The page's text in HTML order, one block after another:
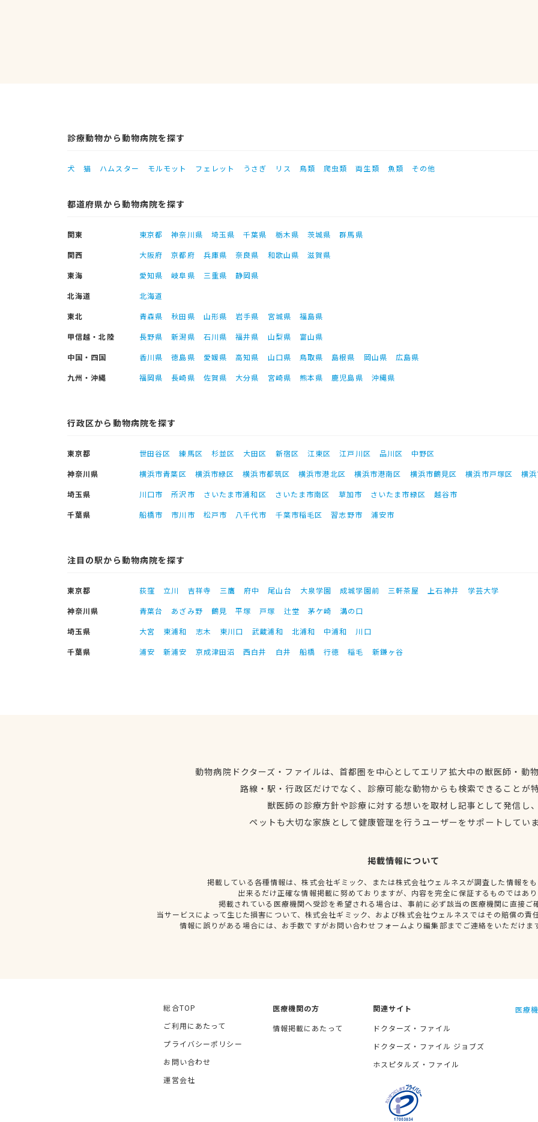
診療動物から動物病院を探す
犬 猫 ハムスター モルモット フェレット うさぎ リス 鳥類 爬虫類 両生類 魚類 その他
都道府県から動物病院を探す
関東 東京都 神奈川県 埼玉県 千葉県 栃木県 茨城県
群馬県
関西
大阪府 京都府 兵庫県 奈良県 和歌山県
滋賀県
東海
愛知県 岐阜県 三重県
静岡県
北海道
北海道
東北
青森県 秋田県 山形県 岩手県 宮城県
福島県
甲信越・北陸
長野県 新潟県 石川県 福井県 山梨県
富山県
中国・四国
香川県 徳島県 愛媛県 高知県 山口県 鳥取県 島根県 岡山県
広島県
九州・沖縄
福岡県 長崎県 佐賀県 大分県 宮崎県 熊本県 鹿児島県 沖縄県
行政区から動物病院を探す
東京都 世田谷区 練馬区 杉並区 大田区 新宿区 江東区 江戸川区 品川区
中野区
神奈川県
横浜市青葉区 横浜市緑区 横浜市都筑区 横浜市港北区 横浜市港南区 横浜市鶴見区 横浜市戸塚区
横
埼玉県
川口市 所沢市 さいたま市浦和区 さいたま市南区 草加市 さいたま市緑区
越谷市
千葉県
船橋市 市川市 松戸市 八千代市 千葉市稲毛区 習志野市 浦安市
注目の駅から動物病院を探す
東京都 荻窪 立川 吉祥寺 三鷹 府中 尾山台 大泉学園 成城学園前 三軒茶屋 上石神井
学芸大学
神奈川県
青葉台 あざみ野 鶴見 平塚 戸塚 辻堂 茅ケ崎
溝の口
埼玉県
大宮 東浦和 志木 東川口 武蔵浦和 北浦和 中浦和
川口
千葉県
浦安 新浦安 京成津田沼 西白井 白井 船橋 行徳 稲毛 新鎌ヶ谷
動物病院ドクターズ・ファイルは、首都圏を中心としてエリア拡大中の獣医師・動
路線・駅・行政区だけでなく、診療可能な動物からも検索できることが
獣医師の診療方針や診療に対する想いを取材し記事として発信し
ペットも大切な家族として健康管理を行うユーザーをサポートしてい
掲載情報について
掲載している各種情報は、株式会社ギミック、または株式会社ウェルネスが調査した情報を
出来るだけ正確な情報掲載に努めておりますが、内容を完全に保証するものではあ
掲載されている医療機関へ受診を希望される場合は、事前に必ず該当の医療機関に直接ご
当サービスによって生じた損害について、株式会社ギミック、および株式会社ウェルネスではその賠償の責
情報に誤りがある場合には、お手数ですがお問い合わせフォームより編集部までご連絡をいただけま
総合TOP
ご利用にあたって
プライバシーポリシー
お問い合わせ
運営会社
医療機関の方
情報掲載にあたって
関連サイト
ドクターズ・ファイル
ドクターズ・ファイル ジョブズ
ホスピタルズ・ファイル
医療